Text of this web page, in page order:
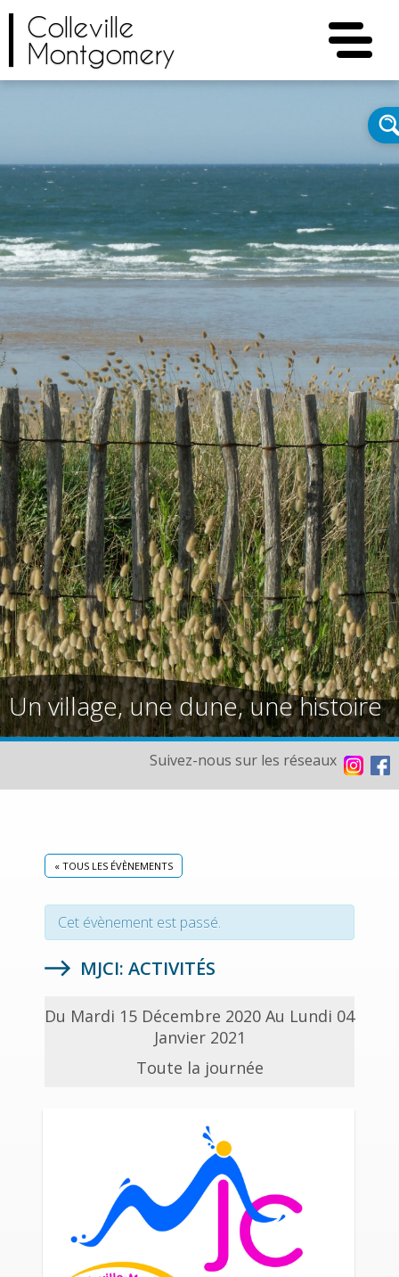
Colleville
Montgomery
Un village, une dune, une histoire
Suivez-nous sur les réseaux
« TOUS LES ÉVÈNEMENTS
Cet évènement est passé.
MJCI: ACTIVITÉS
Du Mardi 15 Décembre 2020 Au Lundi 04
Janvier 2021
Toute la journée